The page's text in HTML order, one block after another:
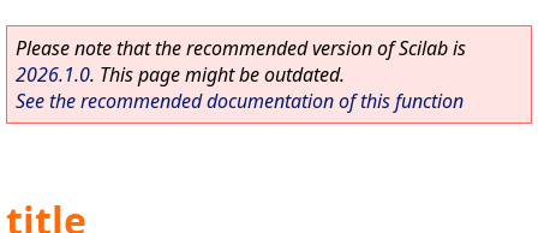
Please note that the recommended version of Scilab is
2026.1.0. This page might be outdated.
See the recommended documentation of this function
title